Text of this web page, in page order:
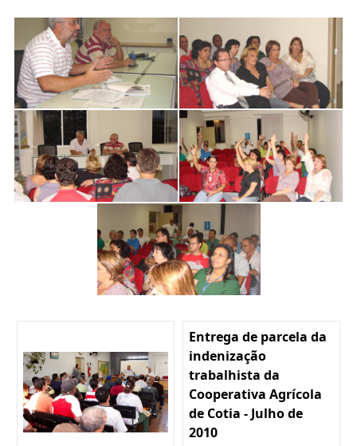
Entrega de parcela da
indenização
trabalhista da
Cooperativa Agrícola
de Cotia - Julho de
2010